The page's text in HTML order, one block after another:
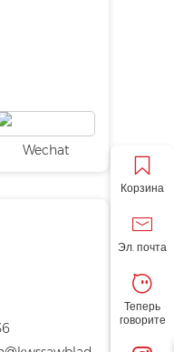
Wechat
Корзина
Эл. почта
Теперь
говорите